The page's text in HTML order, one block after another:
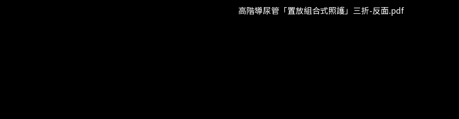
高階導尿管「置放組合式照護」三折-反面.pdf